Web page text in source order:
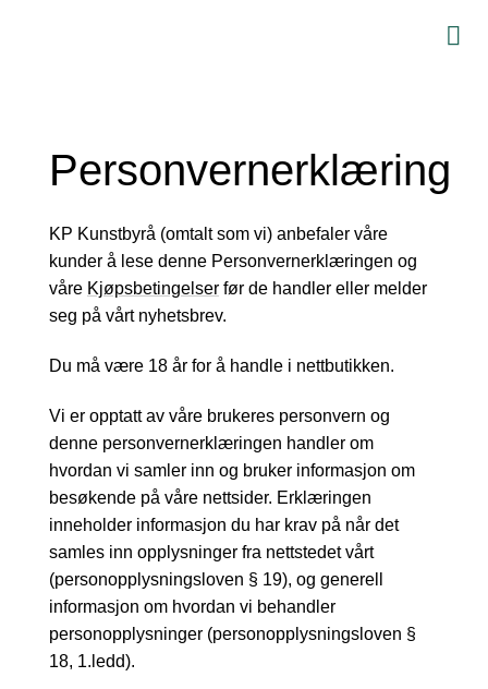
Personvernerklæring
KP Kunstbyrå (omtalt som vi) anbefaler våre
kunder å lese denne Personvernerklæringen og
våre Kjøpsbetingelser før de handler eller melder
seg på vårt nyhetsbrev.
Du må være 18 år for å handle i nettbutikken.
Vi er opptatt av våre brukeres personvern og
denne personvernerklæringen handler om
hvordan vi samler inn og bruker informasjon om
besøkende på våre nettsider. Erklæringen
inneholder informasjon du har krav på når det
samles inn opplysninger fra nettstedet vårt
(personopplysningsloven § 19), og generell
informasjon om hvordan vi behandler
personopplysninger (personopplysningsloven §
18, 1.ledd).